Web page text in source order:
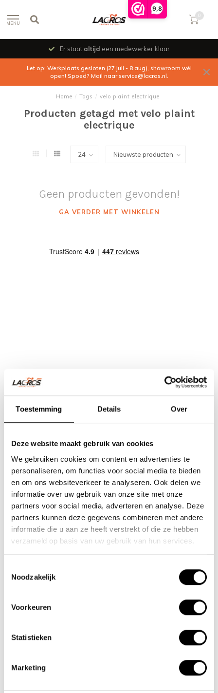
9,8
Toestemming Details Over
Deze website maakt gebruik van cookies
We gebruiken cookies om content en advertenties te
personaliseren, om functies voor social media te bieden
en om ons websiteverkeer te analyseren. Ook delen we
informatie over uw gebruik van onze site met onze
partners voor social media, adverteren en analyse. Deze
partners kunnen deze gegevens combineren met andere
informatie die u aan ze heeft verstrekt of die ze hebben
verzameld op basis van uw gebruik van hun services.
Noodzakelijk
Voorkeuren
Statistieken
Marketing
MENU
0
Er staat altijd een medewerker klaar
Let op: Werkplaats gesloten (27 juli - 8 aug), showroom wél
open! Spoed? Mail naarservice@lacros.nl.
Home / Tags / velo plaint electrique
Producten getagd met velo plaint
electrique
Geen producten gevonden!
GA VERDER MET WINKELEN
Team Lacros
Nieuwe Eerdsebaan 16, 5482 VS Schijndel Nederland
KvK-nr: 62140957
Btw-nr: NL854680950B01
(+31) 73 203 2487
(+31) 73 203 2487
Waarom een elektrische vouwfiets van Lacros